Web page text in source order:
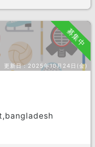
募集中
更新日： 2025年10月24日(金)